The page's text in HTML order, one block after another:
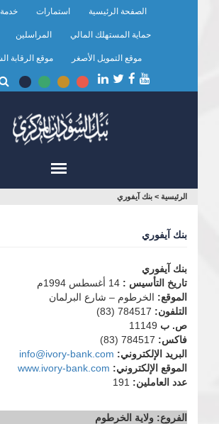
الصفحة الرئيسية استمارات خدمة
حماية المستهلك المالي المراسلين
موقع التمويل الأصغر موقع الرقابة
أنت
هنا
الرئيسية > بنك آيفوري
بنك آيفوري
بنك آيفوري
تاريخ التأسيس :
الموقع: الخرطوم – شارع البرلمان
التلفون:
ص. ب
فاكس:
البريد الإلكتروني: info@ivory-bank.com
الموقع الإلكتروني: www.ivory-bank.com
عدد العاملين:
الفروع: ولاية الخرطوم